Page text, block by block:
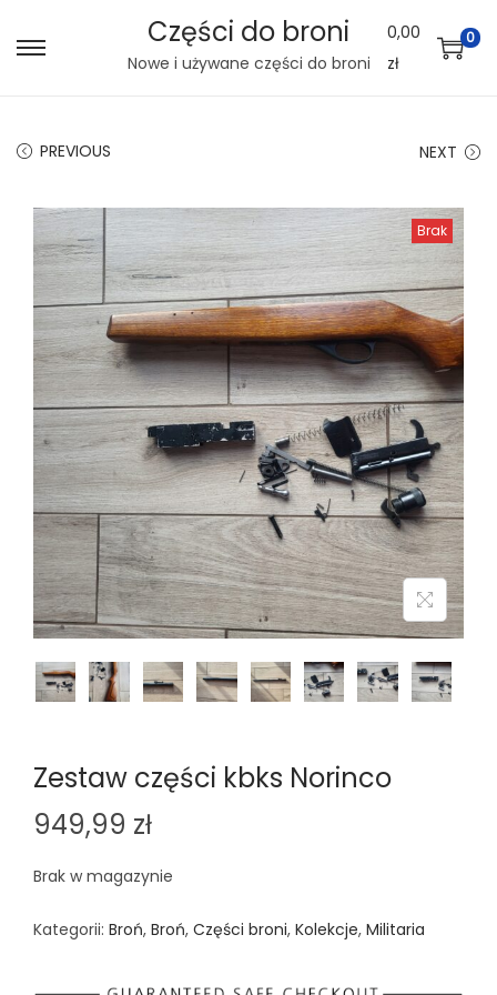
S
o
n
a
v
i
g
a
t
i
o
n
S
o
c
o
n
t
e
n
t
Części do broni
Nowe i używane części do broni
0,00
zł
0
PREVIOUS NEXT
Brak
Zestaw części kbks Norinco
949,99 zł
Brak w magazynie
Kategorii: Broń, Broń, Części broni, Kolekcje, Militaria